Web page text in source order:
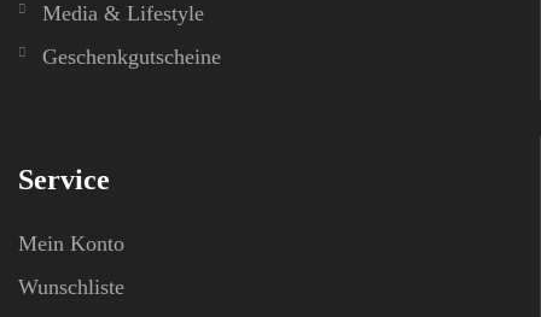
Media & Lifestyle
Geschenkgutscheine
Service
Mein Konto
Wunschliste